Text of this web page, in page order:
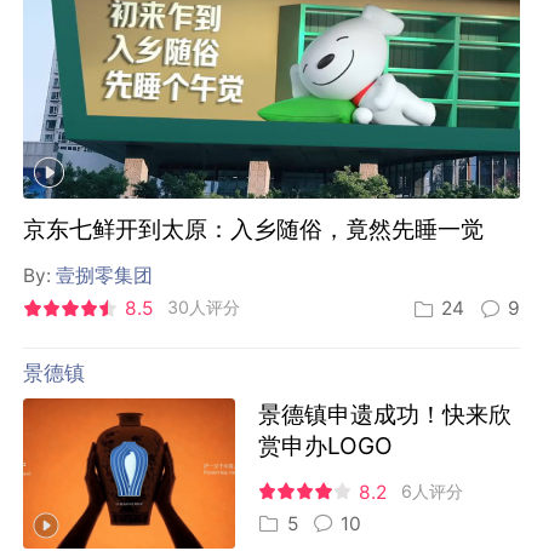
京东七鲜开到太原：入乡随俗，竟然先睡一觉
By:壹捌零集团
8.5
30人评分 24 9
景德镇
景德镇申遗成功！快来欣
赏申办LOGO
8.2 6人评分
5 10